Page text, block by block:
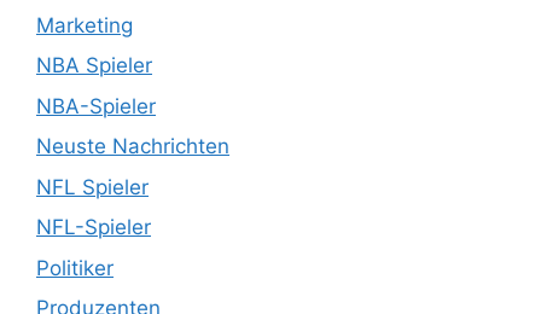
Marketing
NBA Spieler
NBA-Spieler
Neuste Nachrichten
NFL Spieler
NFL-Spieler
Politiker
Produzenten